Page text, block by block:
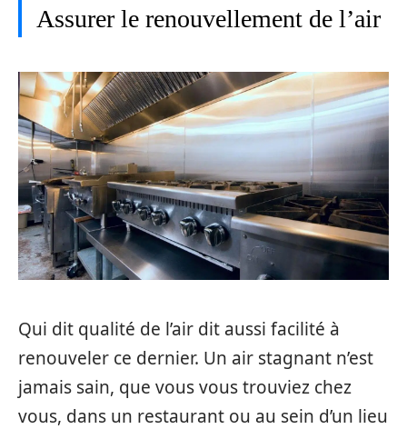
Assurer le renouvellement de l’air
Qui dit qualité de l’air dit aussi facilité à
renouveler ce dernier. Un air stagnant n’est
jamais sain, que vous vous trouviez chez
vous, dans un restaurant ou au sein d’un lieu